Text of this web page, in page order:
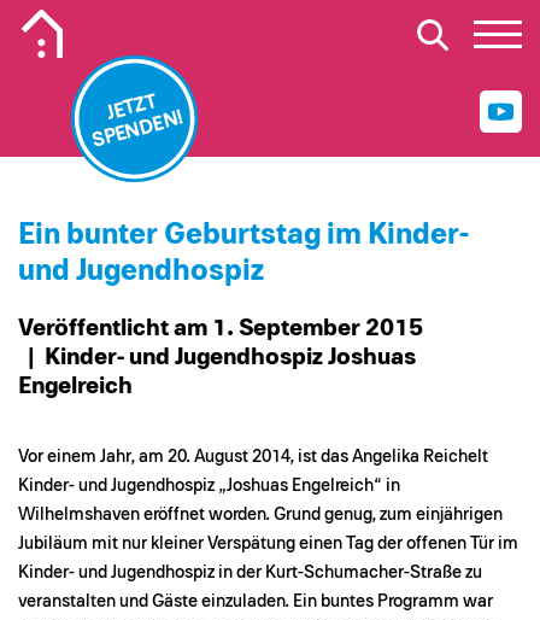
JETZT
SPENDEN!
Ein bunter Geburtstag im Kinder-
und Jugendhospiz
Veröffentlicht am 1. September 2015
| Kinder- und Jugendhospiz Joshuas
Engelreich
Vor einem Jahr, am 20. August 2014, ist das Angelika Reichelt
Kinder- und Jugendhospiz „Joshuas Engelreich“ in
Wilhelmshaven eröffnet worden. Grund genug, zum einjährigen
Jubiläum mit nur kleiner Verspätung einen Tag der offenen Tür im
Kinder- und Jugendhospiz in der Kurt-Schumacher-Straße zu
veranstalten und Gäste einzuladen. Ein buntes Programm war
Mobiles Logo Mission Lebenshaus